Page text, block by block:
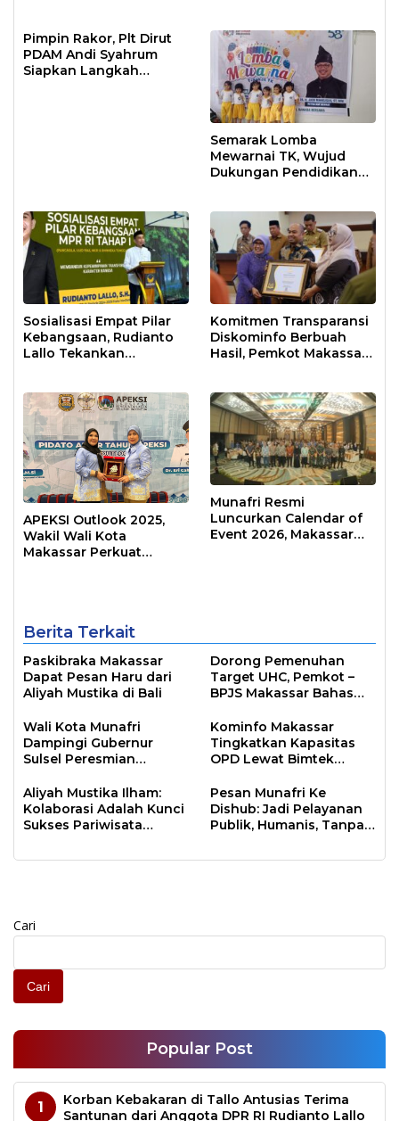
Pimpin Rakor, Plt Dirut
PDAM Andi Syahrum
Siapkan Langkah
Semarak Lomba
Mewarnai TK, Wujud
Dukungan Pendidikan
Sosialisasi Empat Pilar
Kebangsaan, Rudianto
Lallo Tekankan
Komitmen Transparansi
Diskominfo Berbuah
Hasil, Pemkot Makassar
APEKSI Outlook 2025,
Wakil Wali Kota
Makassar Perkuat
Munafri Resmi
Luncurkan Calendar of
Event 2026, Makassar
Berita Terkait
Paskibraka Makassar
Dapat Pesan Haru dari
Aliyah Mustika di Bali
Dorong Pemenuhan
Target UHC, Pemkot –
BPJS Makassar Bahas
Wali Kota Munafri
Dampingi Gubernur
Sulsel Peresmian
Samalona
Kominfo Makassar
Tingkatkan Kapasitas
OPD Lewat Bimtek
Aliyah Mustika Ilham:
Kolaborasi Adalah Kunci
Sukses Pariwisata
Pesan Munafri Ke
Dishub: Jadi Pelayanan
Publik, Humanis, Tanpa
Cari
Cari
Popular Post
1
Korban Kebakaran di Tallo Antusias Terima
Santunan dari Anggota DPR RI Rudianto Lallo